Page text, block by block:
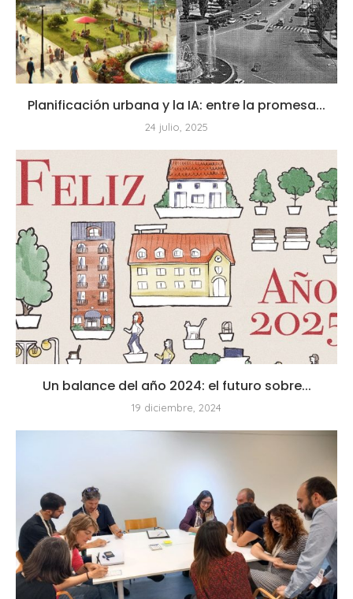
Planificación urbana y la IA: entre la promesa...
24 julio, 2025
Un balance del año 2024: el futuro sobre...
19 diciembre, 2024